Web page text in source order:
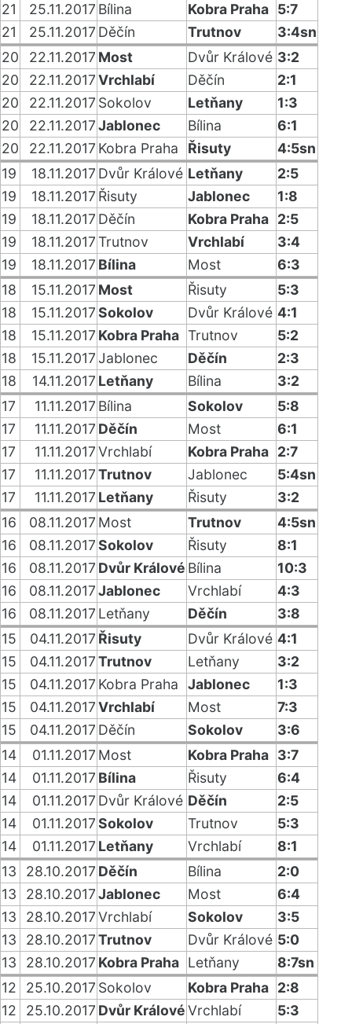
21
25.11.2017 Bílina Kobra Praha 5:7
21
25.11.2017 Děčín Trutnov
3:4sn
20
22.11.2017 Most Dvůr Králové 3:2
20
22.11.2017Vrchlabí Děčín
2:1
20
22.11.2017 Sokolov Letňany
1:3
20
22.11.2017Jablonec Bílina
6:1
20
22.11.2017 Kobra Praha Řisuty
4:5sn
19
18.11.2017 Dvůr Králové Letňany
2:5
19
18.11.2017 Řisuty Jablonec
1:8
19
18.11.2017 Děčín Kobra Praha 2:5
19
18.11.2017Trutnov Vrchlabí
3:4
19
18.11.2017 Bílina Most
6:3
18
15.11.2017 Most Řisuty
5:3
18
15.11.2017Sokolov Dvůr Králové 4:1
18
15.11.2017 Kobra Praha Trutnov
5:2
18
15.11.2017Jablonec Děčín
2:3
18
14.11.2017 Letňany Bílina
3:2
17
11.11.2017 Bílina Sokolov
5:8
17
11.11.2017 Děčín Most
6:1
17
11.11.2017Vrchlabí Kobra Praha 2:7
17
11.11.2017Trutnov Jablonec
5:4sn
17
11.11.2017 Letňany Řisuty
3:2
16
08.11.2017 Most Trutnov
4:5sn
16
08.11.2017Sokolov Řisuty
8:1
16
08.11.2017 Dvůr Králové Bílina
10:3
16
08.11.2017Jablonec Vrchlabí
4:3
16
08.11.2017 Letňany Děčín
3:8
15
04.11.2017 Řisuty Dvůr Králové 4:1
15
04.11.2017Trutnov Letňany
3:2
15
04.11.2017 Kobra Praha Jablonec
1:3
15
04.11.2017Vrchlabí Most
7:3
15
04.11.2017 Děčín Sokolov
3:6
14
01.11.2017 Most Kobra Praha 3:7
14
01.11.2017 Bílina Řisuty
6:4
14
01.11.2017 Dvůr Králové Děčín
2:5
14
01.11.2017Sokolov Trutnov
5:3
14
01.11.2017 Letňany Vrchlabí
8:1
13
28.10.2017 Děčín Bílina
2:0
13
28.10.2017Jablonec Most
6:4
13
28.10.2017Vrchlabí Sokolov
3:5
13
28.10.2017Trutnov Dvůr Králové 5:0
13
28.10.2017 Kobra Praha Letňany
8:7sn
12
25.10.2017 Sokolov Kobra Praha 2:8
12
25.10.2017 Dvůr KrálovéVrchlabí
5:3